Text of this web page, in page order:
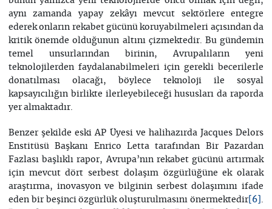
aynı zamanda yapay zekâyı mevcut sektörlere entegre
ederek onların rekabet gücünü koruyabilmeleri açısından da
kritik önemde olduğunun altını çizmektedir. Bu gündemin
temel unsurlarından birinin, Avrupalıların yeni
teknolojilerden faydalanabilmeleri için gerekli becerilerle
donatılması olacağı, böylece teknoloji ile sosyal
kapsayıcılığın birlikte ilerleyebileceği hususları da raporda
yer almaktadır.
Benzer şekilde eski AP Üyesi ve halihazırda Jacques Delors
Enstitüsü Başkanı Enrico Letta tarafından Bir Pazardan
Fazlası başlıklı rapor, Avrupa’nın rekabet gücünü artırmak
için mevcut dört serbest dolaşım özgürlüğüne ek olarak
araştırma, inovasyon ve bilginin serbest dolaşımını ifade
eden bir beşinci özgürlük oluşturulmasını önermektedir[6]